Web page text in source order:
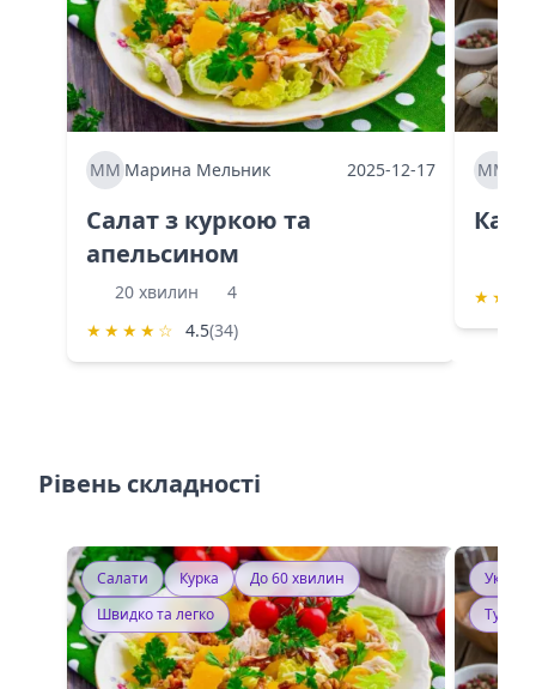
ММ Марина Мельник 2025-12-17
Салат з куркою та
апельсином
20 хвилин
4
★ ★ ★ ★ ☆ 4.5(34)
ММ
★ ★
Рівень складності
Салати Курка
До 60 хвилин
Швидко та легко